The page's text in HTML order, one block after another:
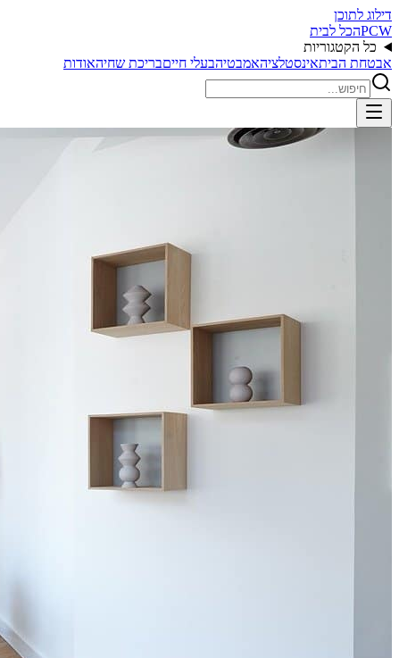
דילוג לתוכן
PCWהכל לבית
כל הקטגוריות
אבטחת הביתאינסטלציהאמבטיהבעלי חייםבריכת שחיהאודות